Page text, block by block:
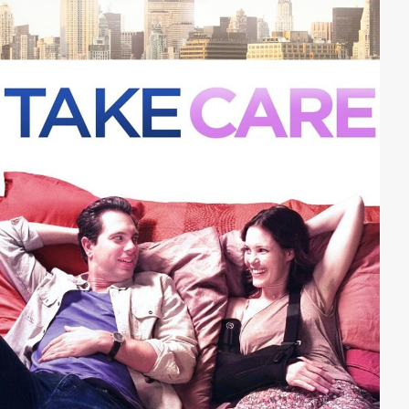
mindestens genauso abgefuckt wie ihr potenzieller
Killer. Und so beginnt ein brutales Katz-und-Maus-
Spiel…